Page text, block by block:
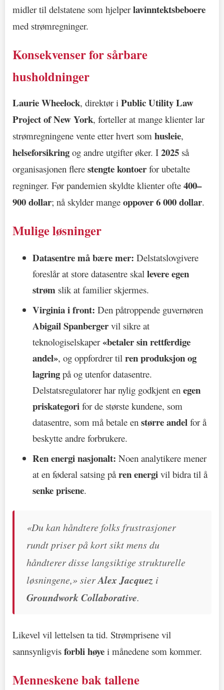
midler til delstatene som hjelperlavinntektsbeboere
med strømregninger.
Konsekvenser for sårbare
husholdninger
Laurie Wheelock, direktør i Public Utility Law
Project of New York, forteller at mange klienter lar
strømregningene vente etter hvert som husleie,
helseforsikring og andre utgifter øker. I 2025 så
organisasjonen flere stengte kontoer for ubetalte
regninger. Før pandemien skyldte klienter ofte 400–
900 dollar; nå skylder mange oppover 6 000 dollar.
Mulige løsninger
Datasentre må bære mer: Delstatslovgivere
foreslår at store datasentre skal levere egen
strøm slik at familier skjermes.
Virginia i front: Den påtroppende guvernøren
Abigail Spanberger vil sikre at
teknologiselskaper«betaler sin rettferdige
andel», og oppfordrer til ren produksjon og
lagring på og utenfor datasentre.
Delstatsregulatorer har nylig godkjent en egen
priskategori for de største kundene, som
datasentre, som må betale en større andel for å
beskytte andre forbrukere.
Ren energi nasjonalt: Noen analytikere mener
at en føderal satsing påren energi vil bidra til å
senke prisene.
«Du kan håndtere folks frustrasjoner
rundt priser på kort sikt mens du
håndterer disse langsiktige strukturelle
løsningene,» sierAlex Jacquez i
Groundwork Collaborative.
Likevel vil lettelsen ta tid. Strømprisene vil
sannsynligvis forbli høye i månedene som kommer.
Menneskene bak tallene